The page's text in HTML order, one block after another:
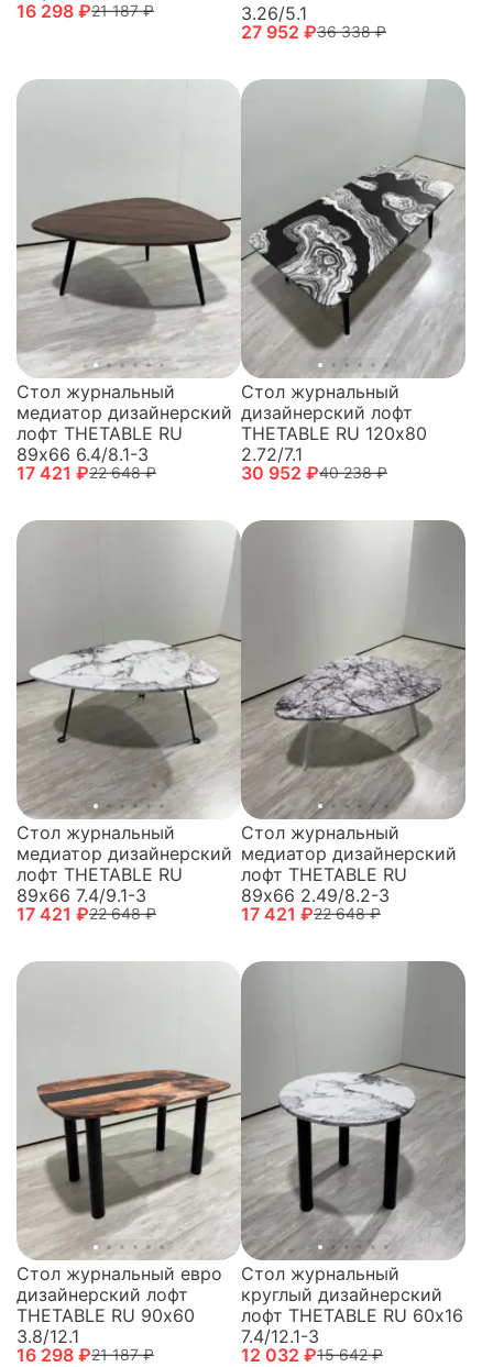
16 298 ₽21 187 ₽
3.26/5.1
27 952 ₽36 338 ₽
Стол журнальный
медиатор дизайнерский
лофт THETABLE RU
89х66 6.4/8.1-3
17 421 ₽22 648 ₽
Стол журнальный
дизайнерский лофт
THETABLE RU 120х80
2.72/7.1
30 952 ₽40 238 ₽
Стол журнальный
медиатор дизайнерский
лофт THETABLE RU
89х66 7.4/9.1-3
17 421 ₽22 648 ₽
Стол журнальный
медиатор дизайнерский
лофт THETABLE RU
89х66 2.49/8.2-3
17 421 ₽22 648 ₽
Стол журнальный евро
дизайнерский лофт
THETABLE RU 90х60
3.8/12.1
16 298 ₽21 187 ₽
Стол журнальный
круглый дизайнерский
лофт THETABLE RU 60х16
7.4/12.1-3
12 032 ₽15 642 ₽